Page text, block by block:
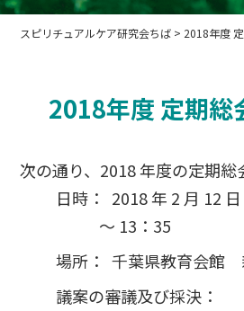
スピリチュアルケア研究会ちば > 2018年度
2018年度 定期総
次の通り、2018 年度の定期総
2018 年 2 月 12
～ 13：35
千葉県教育会館
議案の審議及び採決：